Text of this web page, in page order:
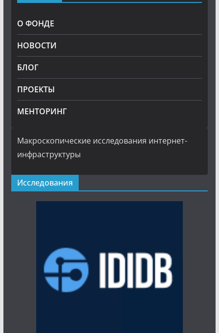
О ФОНДЕ
НОВОСТИ
БЛОГ
ПРОЕКТЫ
МЕНТОРИНГ
Макроскопические исследования интернет-
инфраструктуры
Исследования